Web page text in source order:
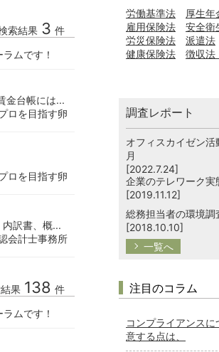
索結果 3 件
ムです！
金台帳には...
ロを目指す卵
ロを目指す卵
訳書、概...
会計士事務所
果 138 件
ムです！
労働基準法
厚生年
雇用保険法
安全衛
労災保険法
派遣法
健康保険法
徴収
調査レポート
オフィスカイゼン
月
[2022.7.24]
企業のテレワーク
[2019.11.12]
総務担当者の環境
[2018.10.10]
一覧へ
注目のコラム
コンプライアンス
意する点は、